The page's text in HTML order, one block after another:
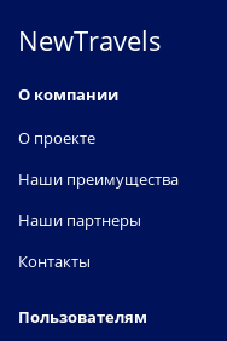
NewTravels
О компании
О проекте
Наши преимущества
Наши партнеры
Контакты
Пользователям